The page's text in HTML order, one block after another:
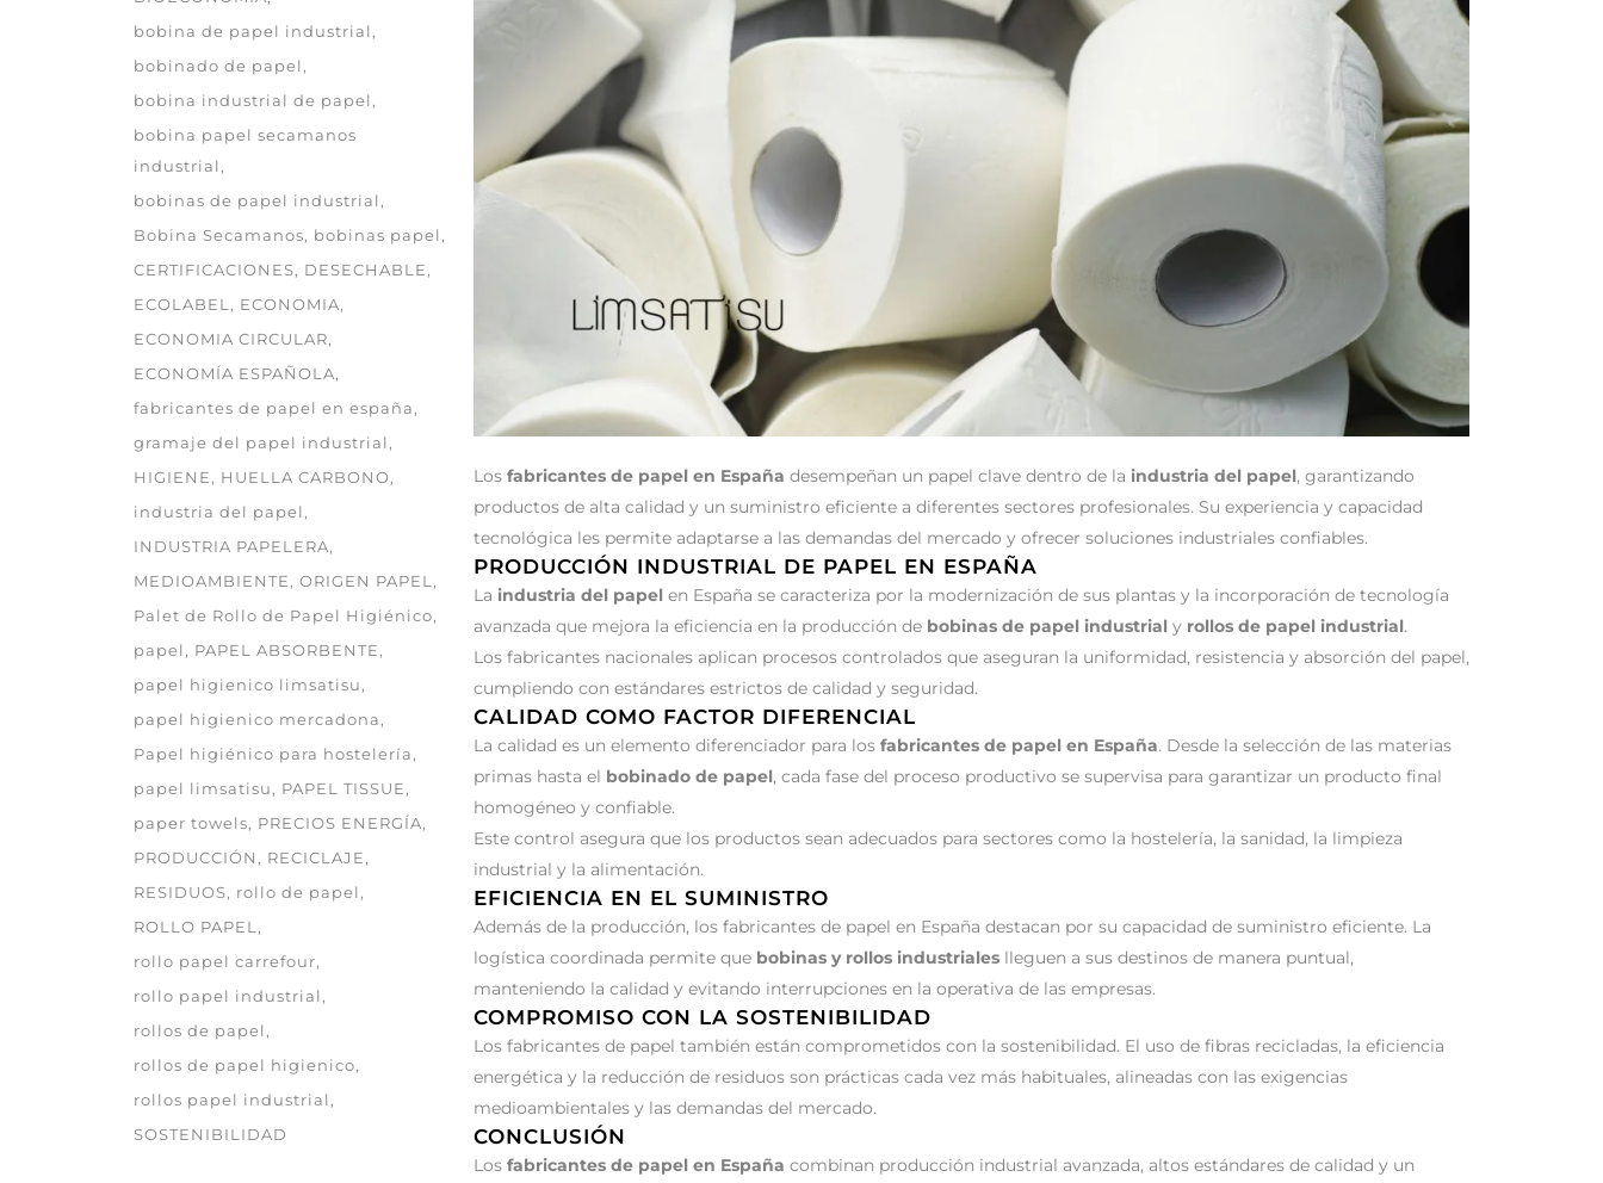
bobina de papel industrial
bobinado de papel
bobina industrial de papel
bobina papel secamanos
industrial
bobinas de papel industrial
Bobina Secamanos
bobinas papel
CERTIFICACIONES
DESECHABLE
ECOLABEL
ECONOMIA
ECONOMIA CIRCULAR
ECONOMÍA ESPAÑOLA
fabricantes de papel en españa
gramaje del papel industrial
HIGIENE
HUELLA CARBONO
industria del papel
INDUSTRIA PAPELERA
MEDIOAMBIENTE
ORIGEN PAPEL
Palet de Rollo de Papel Higiénico
papel
PAPEL ABSORBENTE
papel higienico limsatisu
papel higienico mercadona
Papel higiénico para hostelería
papel limsatisu
PAPEL TISSUE
paper towels
PRECIOS ENERGÍA
PRODUCCIÓN
RECICLAJE
RESIDUOS
rollo de papel
ROLLO PAPEL
rollo papel carrefour
rollo papel industrial
rollos de papel
rollos de papel higienico
rollos papel industrial
SOSTENIBILIDAD
Los fabricantes de papel en España desempeñan un papel clave dentro de la industria del papel, garantizando
productos de alta calidad y un suministro eficiente a diferentes sectores profesionales. Su experiencia y capacidad
tecnológica les permite adaptarse a las demandas del mercado y ofrecer soluciones industriales confiables.
PRODUCCIÓN INDUSTRIAL DE PAPEL EN ESPAÑA
La industria del papel en España se caracteriza por la modernización de sus plantas y la incorporación de tecnología
avanzada que mejora la eficiencia en la producción de bobinas de papel industrial y rollos de papel industrial.
Los fabricantes nacionales aplican procesos controlados que aseguran la uniformidad, resistencia y absorción del papel,
cumpliendo con estándares estrictos de calidad y seguridad.
CALIDAD COMO FACTOR DIFERENCIAL
La calidad es un elemento diferenciador para los fabricantes de papel en España. Desde la selección de las materias
primas hasta el bobinado de papel, cada fase del proceso productivo se supervisa para garantizar un producto final
homogéneo y confiable.
Este control asegura que los productos sean adecuados para sectores como la hostelería, la sanidad, la limpieza
industrial y la alimentación.
EFICIENCIA EN EL SUMINISTRO
Además de la producción, los fabricantes de papel en España destacan por su capacidad de suministro eficiente. La
logística coordinada permite que bobinas y rollos industriales lleguen a sus destinos de manera puntual,
manteniendo la calidad y evitando interrupciones en la operativa de las empresas.
COMPROMISO CON LA SOSTENIBILIDAD
Los fabricantes de papel también están comprometidos con la sostenibilidad. El uso de fibras recicladas, la eficiencia
energética y la reducción de residuos son prácticas cada vez más habituales, alineadas con las exigencias
medioambientales y las demandas del mercado.
CONCLUSIÓN
Los fabricantes de papel en España combinan producción industrial avanzada, altos estándares de calidad y un